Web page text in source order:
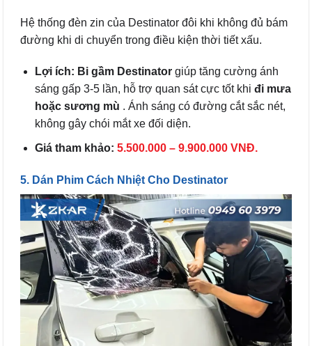
Hệ thống đèn zin của Destinator đôi khi không đủ bám
đường khi di chuyển trong điều kiện thời tiết xấu.
Lợi ích: Bi gầm Destinator giúp tăng cường ánh
sáng gấp 3-5 lần, hỗ trợ quan sát cực tốt khi đi mưa
hoặc sương mù . Ánh sáng có đường cắt sắc nét,
không gây chói mắt xe đối diện.
Giá tham khảo: 5.500.000 – 9.900.000 VNĐ.
5. Dán Phim Cách Nhiệt Cho Destinator